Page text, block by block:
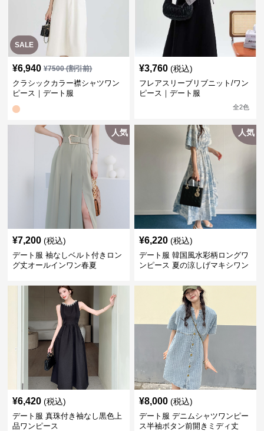
SALE
¥6,940 ¥7500(割引前)
クラシックカラー襟シャツワン
ピース｜デート服
¥3,760 (税込)
フレアスリーブリブニット/ワン
ピース｜デート服
全2色
人気
¥7,200 (税込)
デート服 袖なしベルト付きロン
グ丈オールインワン春夏
人気
¥6,220 (税込)
デート服 韓国風水彩柄ロングワ
ンピース 夏の涼しげマキシワン
¥6,420 (税込)
デート服 真珠付き袖なし黒色上
品ワンピース
¥8,000 (税込)
デート服 デニムシャツワンピー
ス半袖ボタン前開きミディ丈